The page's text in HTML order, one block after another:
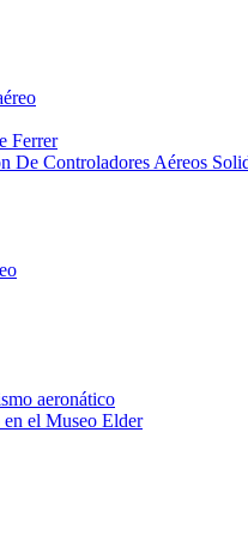
Ferrer
De Controladores Aéreos
aeronático
el Museo Elder